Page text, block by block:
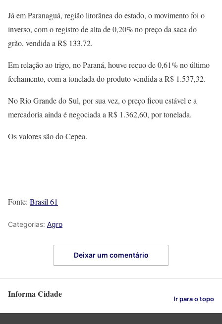
Já em Paranaguá, região litorânea do estado, o movimento foi o
inverso, com o registro de alta de 0,20% no preço da saca do
grão, vendida a R$ 133,72.
Em relação ao trigo, no Paraná, houve recuo de 0,61% no último
fechamento, com a tonelada do produto vendida a R$ 1.537,32.
No Rio Grande do Sul, por sua vez, o preço ficou estável e a
mercadoria ainda é negociada a R$ 1.362,60, por tonelada.
Os valores são do Cepea.
Fonte: Brasil 61
Categorias: Agro
Deixar um comentário
Informa Cidade Ir para o topo